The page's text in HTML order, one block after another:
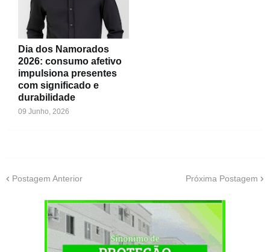
Dia dos Namorados
2026: consumo afetivo
impulsiona presentes
com significado e
durabilidade
09 Junho, 2026
Postagem Anterior Próxima Postagem